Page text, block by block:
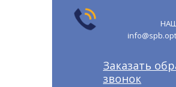
Заказать
звонок